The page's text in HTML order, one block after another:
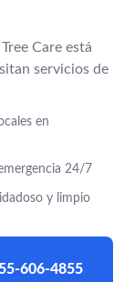
Care está
servicios de
en
24/7
y limpio
606-4855